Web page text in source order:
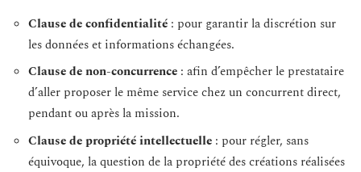
Clause de confidentialité : pour garantir la discrétion sur
les données et informations échangées.
Clause de non-concurrence : afin d’empêcher le prestataire
d’aller proposer le même service chez un concurrent direct,
pendant ou après la mission.
Clause de propriété intellectuelle : pour régler, sans
équivoque, la question de la propriété des créations réalisées